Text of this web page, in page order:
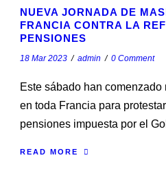
NUEVA JORNADA DE
FRANCIA CONTRA LA
PENSIONES
18 Mar 2023 / admin / 0 Comment
Este sábado han
en toda Francia para
pensiones impuesta por el
READ MORE